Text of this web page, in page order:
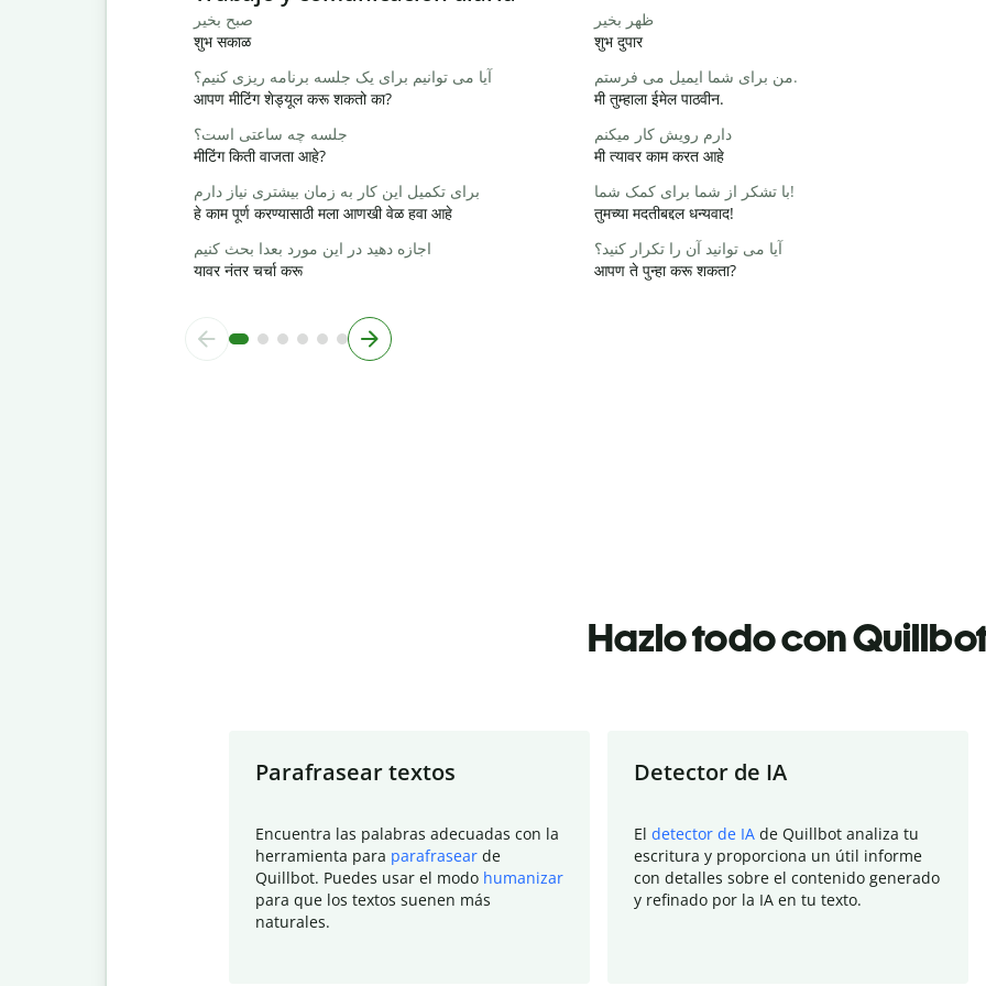
صبح بخیر
शुभ सकाळ
ظهر بخیر
शुभ दुपार
آیا می توانیم برای یک جلسه برنامه ریزی کنیم؟
आपण मीटिंग शेड्यूल करू शकतो का?
من برای شما ایمیل می فرستم.
मी तुम्हाला ईमेल पाठवीन.
جلسه چه ساعتی است؟
मीटिंग किती वाजता आहे?
دارم رویش کار میکنم
मी त्यावर काम करत आहे
برای تکمیل این کار به زمان بیشتری نیاز دارم
हे काम पूर्ण करण्यासाठी मला आणखी वेळ हवा आहे
با تشکر از شما برای کمک شما!
तुमच्या मदतीबद्दल धन्यवाद!
اجازه دهید در این مورد بعدا بحث کنیم
यावर नंतर चर्चा करू
آیا می توانید آن را تکرار کنید؟
आपण ते पुन्हा करू शकता?
Hazlo todo con
Parafrasear textos
Encuentra las palabras adecuadas con la
herramienta para parafrasear de
Quillbot. Puedes usar el modo humanizar
para que los textos suenen más
naturales.
Detector de IA
El detector de IA de Quillbot analiza tu
escritura y proporciona un útil informe
con detalles sobre el contenido generado
y refinado por la IA en tu texto.